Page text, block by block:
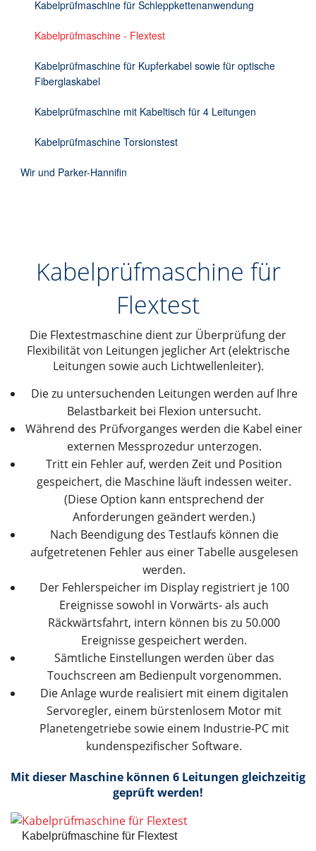
Kabelprüfmaschine für Schleppkettenanwendung
Kabelprüfmaschine - Flextest
Kabelprüfmaschine für Kupferkabel sowie für optische
Fiberglaskabel
Kabelprüfmaschine mit Kabeltisch für 4 Leitungen
Kabelprüfmaschine Torsionstest
Wir und Parker-Hannifin
Kabelprüfmaschine für
Flextest
Die Flextestmaschine dient zur Überprüfung der
Flexibilität von Leitungen jeglicher Art (elektrische
Leitungen sowie auch Lichtwellenleiter).
Die zu untersuchenden Leitungen werden auf Ihre
Belastbarkeit bei Flexion untersucht.
Während des Prüfvorganges werden die Kabel einer
externen Messprozedur unterzogen.
Tritt ein Fehler auf, werden Zeit und Position
gespeichert, die Maschine läuft indessen weiter.
(Diese Option kann entsprechend der
Anforderungen geändert werden.)
Nach Beendigung des Testlaufs können die
aufgetretenen Fehler aus einer Tabelle ausgelesen
werden.
Der Fehlerspeicher im Display registriert je 100
Ereignisse sowohl in Vorwärts- als auch
Räckwärtsfahrt, intern können bis zu 50.000
Ereignisse gespeichert werden.
Sämtliche Einstellungen werden über das
Touchscreen am Bedienpult vorgenommen.
Die Anlage wurde realisiert mit einem digitalen
Servoregler, einem bürstenlosem Motor mit
Planetengetriebe sowie einem Industrie-PC mit
kundenspezifischer Software.
Mit dieser Maschine können 6 Leitungen gleichzeitig
geprüft werden!
Kabelprüfmaschine für Flextest